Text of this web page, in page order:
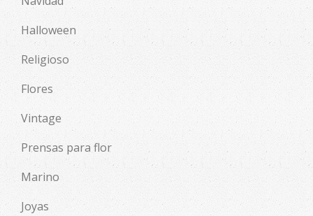
Halloween
Religioso
Flores
Vintage
Prensas para flor
Marino
Joyas